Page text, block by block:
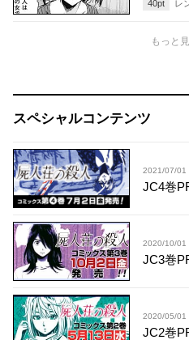
40pt レ
もっと
スペシャルコンテンツ
2021/07/01
JC4巻
2020/10/01
JC3巻
2020/05/01
JC2巻